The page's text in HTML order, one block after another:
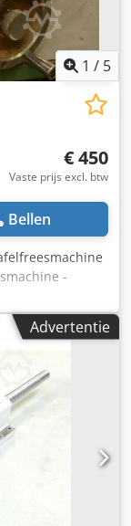
1 / 5
€ 450
Vaste prijs excl. btw
Bellen
-
H Rjfx
95 kg
Advertentie